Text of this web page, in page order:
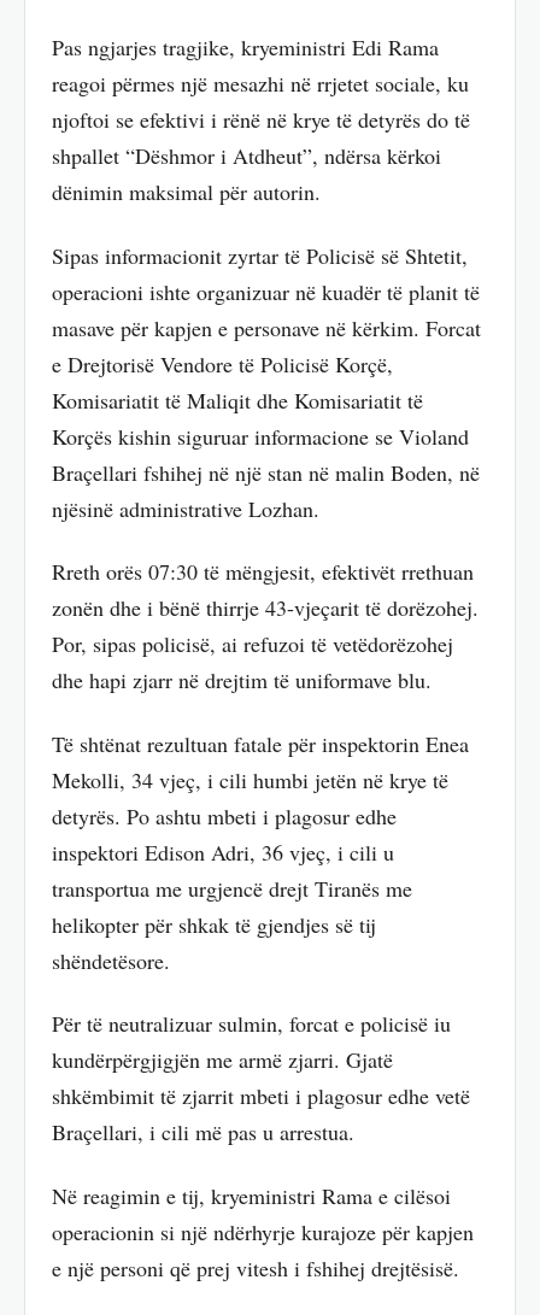
Pas ngjarjes tragjike, kryeministri Edi Rama
reagoi përmes një mesazhi në rrjetet sociale, ku
njoftoi se efektivi i rënë në krye të detyrës do të
shpallet “Dëshmor i Atdheut”, ndërsa kërkoi
dënimin maksimal për autorin.
Sipas informacionit zyrtar të Policisë së Shtetit,
operacioni ishte organizuar në kuadër të planit të
masave për kapjen e personave në kërkim. Forcat
e Drejtorisë Vendore të Policisë Korçë,
Komisariatit të Maliqit dhe Komisariatit të
Korçës kishin siguruar informacione se Violand
Braçellari fshihej në një stan në malin Boden, në
njësinë administrative Lozhan.
Rreth orës 07:30 të mëngjesit, efektivët rrethuan
zonën dhe i bënë thirrje 43-vjeçarit të dorëzohej.
Por, sipas policisë, ai refuzoi të vetëdorëzohej
dhe hapi zjarr në drejtim të uniformave blu.
Të shtënat rezultuan fatale për inspektorin Enea
Mekolli, 34 vjeç, i cili humbi jetën në krye të
detyrës. Po ashtu mbeti i plagosur edhe
inspektori Edison Adri, 36 vjeç, i cili u
transportua me urgjencë drejt Tiranës me
helikopter për shkak të gjendjes së tij
shëndetësore.
Për të neutralizuar sulmin, forcat e policisë iu
kundërpërgjigjën me armë zjarri. Gjatë
shkëmbimit të zjarrit mbeti i plagosur edhe vetë
Braçellari, i cili më pas u arrestua.
Në reagimin e tij, kryeministri Rama e cilësoi
operacionin si një ndërhyrje kurajoze për kapjen
e një personi që prej vitesh i fshihej drejtësisë.